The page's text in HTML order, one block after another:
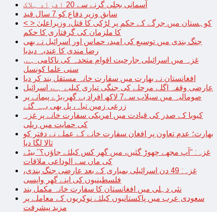
آسمانی بجلی گرنے سے 20 افراد ہلاک
سابق وزیر دفاع کو 7 سال قید
< > کوہستان میں جرگے کے حکم پر لڑکی کا قتل، وزیراعلیٰ
کا ملزمان کی گرفتاری کا حکم
جنگ بندی میں توسیع کی امید، حماس اور اسرائیل نے بھی
رضا مندی کا عندیہ دیدیا
غزہ میں اسرائیلی جارحیت اقوام متحدہ کی ناکامی ہے,
سنی علما کونسل
افغانستان نے بھارت میں سفارت خانہ مستقل بند کر دیا
عارضی وقفہ اگلے مرحلے کی جنگی تیاری کیلیے ہے، اسرائیل
صومالیہ میں سیلاب سے7 لاکھ افراد بے گھر،بڑے پیمانے پر
زرعی زمین تباہ، پل بھی بہہ گئے
کیوبا کے صدر کی قیادت میں امریکی سفارت خانے پر غزہ
کی حمایت میں ریلی
بھارت؛ عدم تعاون پر افغان سفارت خانے کے عملے نے دفتر کو
تالا لگا دیا
غزہ: “آپ مجھے چھوڑ گئیں، میں گھر کس کیلئے جاؤں؟” بیٹے
کی ماں سے الوداعی ملاقات
غزہ: 49 دن اسرائیلی بمباری کے بعد عارضی جنگ بندی،
فلسطینیوں کی اپنے گھر واپسی
نئی دہلی میں افغانستان کا سفارت خانہ مکمل بند
سعودی عرب میں پاکستانیوں کیلئے نوکریوں کے معاملے پر
مزید پیشرفت